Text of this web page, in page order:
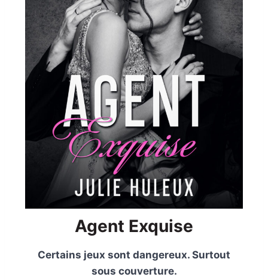
Agent Exquise
Certains jeux sont dangereux. Surtout
sous couverture.